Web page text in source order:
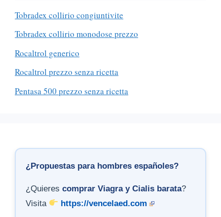
Tobradex collirio congiuntivite
Tobradex collirio monodose prezzo
Rocaltrol generico
Rocaltrol prezzo senza ricetta
Pentasa 500 prezzo senza ricetta
¿Propuestas para hombres españoles?
¿Quieres comprar Viagra y Cialis barata?
Visita
https://vencelaed.com